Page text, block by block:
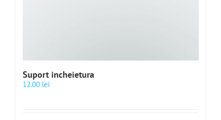
Suport incheietura
12.00 lei